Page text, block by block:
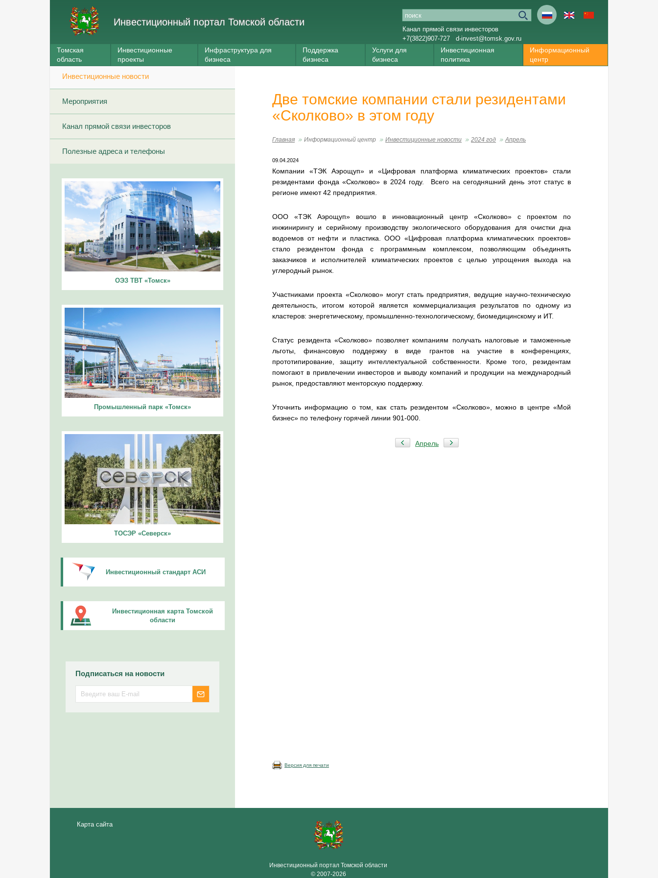
Инвестиционный портал Томской области
Канал прямой связи инвесторов
+7(3822)907-727
d-invest@tomsk.gov.ru
Томская
область
Инвестиционные
проекты
Инфраструктура для
бизнеса
Поддержка
бизнеса
Услуги для
бизнеса
Инвестиционная
политика
Информационный
центр
Инвестиционные новости
Мероприятия
Канал прямой связи инвесторов
Полезные адреса и телефоны
ОЭЗ ТВТ «Томск»
Промышленный парк «Томск»
ТОСЭР «Северск»
Инвестиционный стандарт АСИ
Инвестиционная карта Томской
области
Подписаться на новости
Две томские компании стали резидентами
«Сколково» в этом году
Главная Информационный центр Инвестиционные новости 2024 год Апрель
09.04.2024
Компании «ТЭК Аэрощуп» и «Цифровая платформа климатических проектов» стали
резидентами фонда «Сколково» в 2024 году. Всего на сегодняшний день этот статус в
регионе имеют 42 предприятия.
ООО «ТЭК Аэрощуп» вошло в инновационный центр «Сколково» с проектом по
инжинирингу и серийному производству экологического оборудования для очистки дна
водоемов от нефти и пластика. ООО «Цифровая платформа климатических проектов»
стало резидентом фонда с программным комплексом, позволяющим объединять
заказчиков и исполнителей климатических проектов с целью упрощения выхода на
углеродный рынок.
Участниками проекта «Сколково» могут стать предприятия, ведущие научно-техническую
деятельность, итогом которой является коммерциализация результатов по одному из
кластеров: энергетическому, промышленно-технологическому, биомедицинскому и ИТ.
Статус резидента «Сколково» позволяет компаниям получать налоговые и таможенные
льготы, финансовую поддержку в виде грантов на участие в конференциях,
прототипирование, защиту интеллектуальной собственности. Кроме того, резидентам
помогают в привлечении инвесторов и выводу компаний и продукции на международный
рынок, предоставляют менторскую поддержку.
Уточнить информацию о том, как стать резидентом «Сколково», можно в центре «Мой
бизнес» по телефону горячей линии 901-000.
Апрель
Версия для печати
Карта сайта
Инвестиционный портал Томской области
© 2007-2026